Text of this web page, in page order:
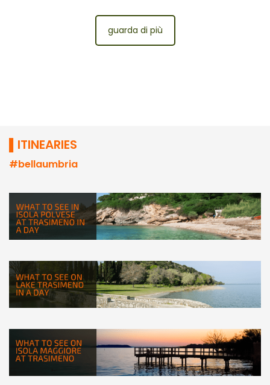
guarda di più
▌ITINEARIES
#bellaumbria